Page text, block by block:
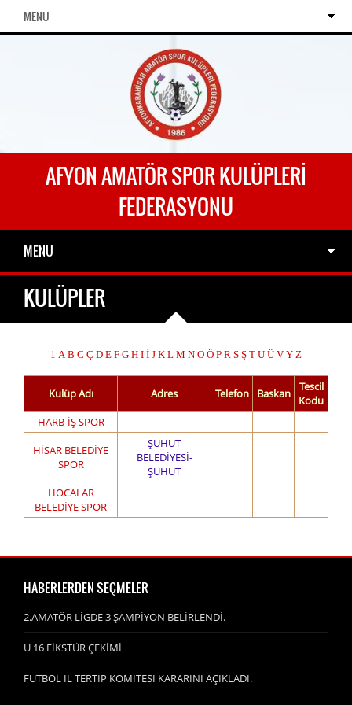
MENU
AFYON AMATÖR SPOR KULÜPLERI
FEDERASYONU
MENU
KULÜPLER
1 A B C Ç D E F G H I İ J K L M N O Ö P R S Ş T U Ü V Y Z
Kulüp Adı Adres Telefon Baskan
Tescil
Kodu
HARB-İŞ SPOR
HİSAR BELEDİYE
SPOR
ŞUHUT
BELEDİYESİ-
ŞUHUT
HOCALAR
BELEDİYE SPOR
HABERLERDEN SEÇMELER
2.AMATÖR LİGDE 3 ŞAMPİYON BELİRLENDİ.
U 16 FİKSTÜR ÇEKİMİ
FUTBOL İL TERTİP KOMİTESİ KARARINI AÇIKLADI.